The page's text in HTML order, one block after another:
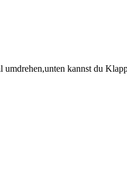
kannst du